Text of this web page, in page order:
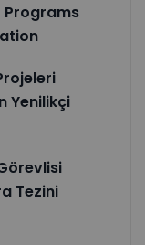
Programs
Yenilikçi
Tezini